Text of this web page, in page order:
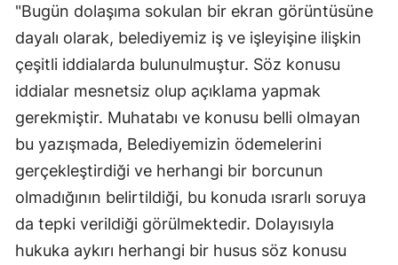
"Bugün dolaşıma sokulan bir ekran görüntüsüne
dayalı olarak, belediyemiz iş ve işleyişine ilişkin
çeşitli iddialarda bulunulmuştur. Söz konusu
iddialar mesnetsiz olup açıklama yapmak
gerekmiştir. Muhatabı ve konusu belli olmayan
bu yazışmada, Belediyemizin ödemelerini
gerçekleştirdiği ve herhangi bir borcunun
olmadığının belirtildiği, bu konuda ısrarlı soruya
da tepki verildiği görülmektedir. Dolayısıyla
hukuka aykırı herhangi bir husus söz konusu